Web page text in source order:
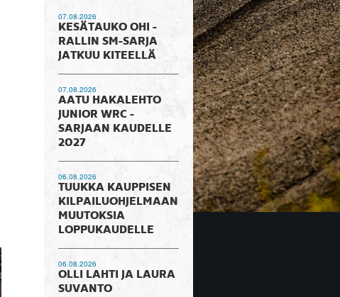
07.08.2026
KESÄTAUKO OHI -
RALLIN SM-SARJA
JATKUU KITEELLÄ
07.08.2026
AATU HAKALEHTO
JUNIOR WRC -
SARJAAN KAUDELLE
2027
06.08.2026
TUUKKA KAUPPISEN
KILPAILUOHJELMAAN
MUUTOKSIA
LOPPUKAUDELLE
06.08.2026
OLLI LAHTI JA LAURA
SUVANTO